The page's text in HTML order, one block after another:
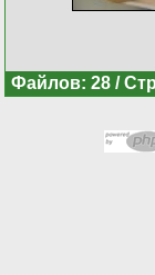
Файлов: 28 /